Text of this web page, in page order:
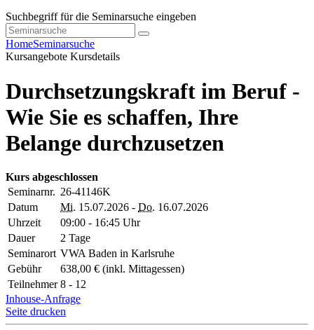
Suchbegriff für die Seminarsuche eingeben
HomeSeminarsuche
Kursangebote Kursdetails
Durchsetzungskraft im Beruf -
Wie Sie es schaffen, Ihre
Belange durchzusetzen
Kurs abgeschlossen
Seminarnr. 26-41146K
Datum
Mi. 15.07.2026 - Do. 16.07.2026
Uhrzeit
09:00 - 16:45 Uhr
Dauer
2 Tage
Seminarort VWA Baden in Karlsruhe
Gebühr
638,00 € (inkl. Mittagessen)
Teilnehmer 8 - 12
Inhouse-Anfrage
Seite drucken